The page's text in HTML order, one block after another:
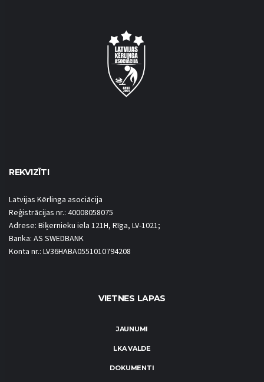
REKVIZĪTI
Latvijas Kērlinga asociācija
Reģistrācijas nr.: 40008058075
Adrese: Biķernieku iela 121H, Rīga, LV-1021;
Banka: AS SWEDBANK
Konta nr.: LV36HABA0551010794208
VIETNES LAPAS
JAUNUMI
LKA VALDE
DOKUMENTI